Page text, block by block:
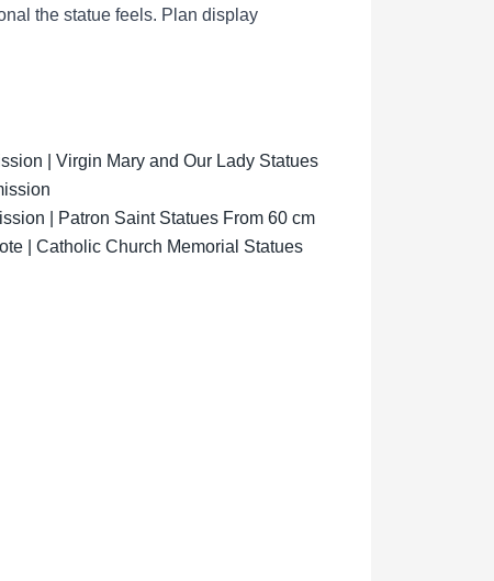
the statue feels. Plan display
| Virgin Mary and Our Lady Statues
| Patron Saint Statues From 60 cm
| Catholic Church Memorial Statues